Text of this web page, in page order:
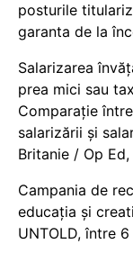
posturile
garanta de la
Salarizarea
prea mici sau
Comparație
salarizării și
Britanie / Op
Campania de
educația și
UNTOLD, între